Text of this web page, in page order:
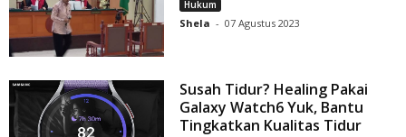
Hukum
Shela - 07 Agustus 2023
Susah Tidur? Healing Pakai
Galaxy Watch6 Yuk, Bantu
Tingkatkan Kualitas Tidur